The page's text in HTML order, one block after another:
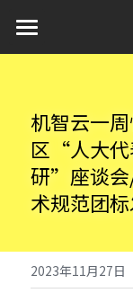
首页
产品服务
平台软件
模组硬件
方案中心
AI离线语
工业物联网
新闻资讯
机智云一
区“人大代
研”座谈会
术规范团
2023年11月27日